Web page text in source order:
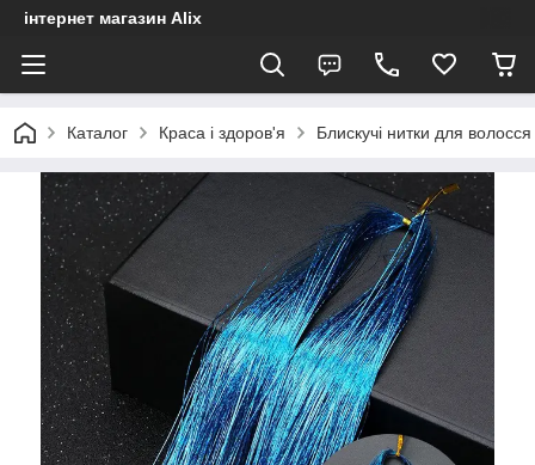
інтернет магазин Alix
Каталог Краса і здоров'я Блискучі нитки для волосся